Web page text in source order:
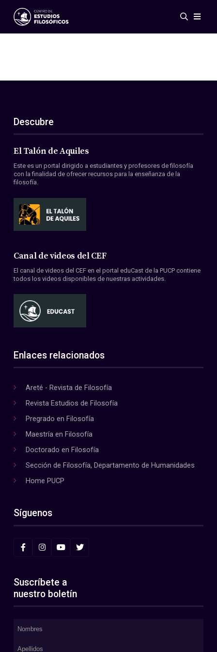
Eventos
ES
EN
Acerca de nosotros
Miembros
Convenios
Descubre
El Talón de Aquiles
Este es un portal dirigido a estudiantes y profesores de filosofía
con la finalidad de ofrecer recursos para la enseñanza de la
filosofía.
Canal de videos del CEF
El canal de videos del CEF en el portal eduCast de la PUCP contiene
todos los videos disponibles de nuestras actividades.
Enlaces relacionados
Areté - Revista de Filosofía
Revista Estudios de Filosofía
Pregrado en Filosofía
Maestría en Filosofía
Doctorado en Filosofía
Sección de Filosofía, Departamento de Humanidades
Home PUCP
Síguenos
Suscríbete a
nuestro boletín